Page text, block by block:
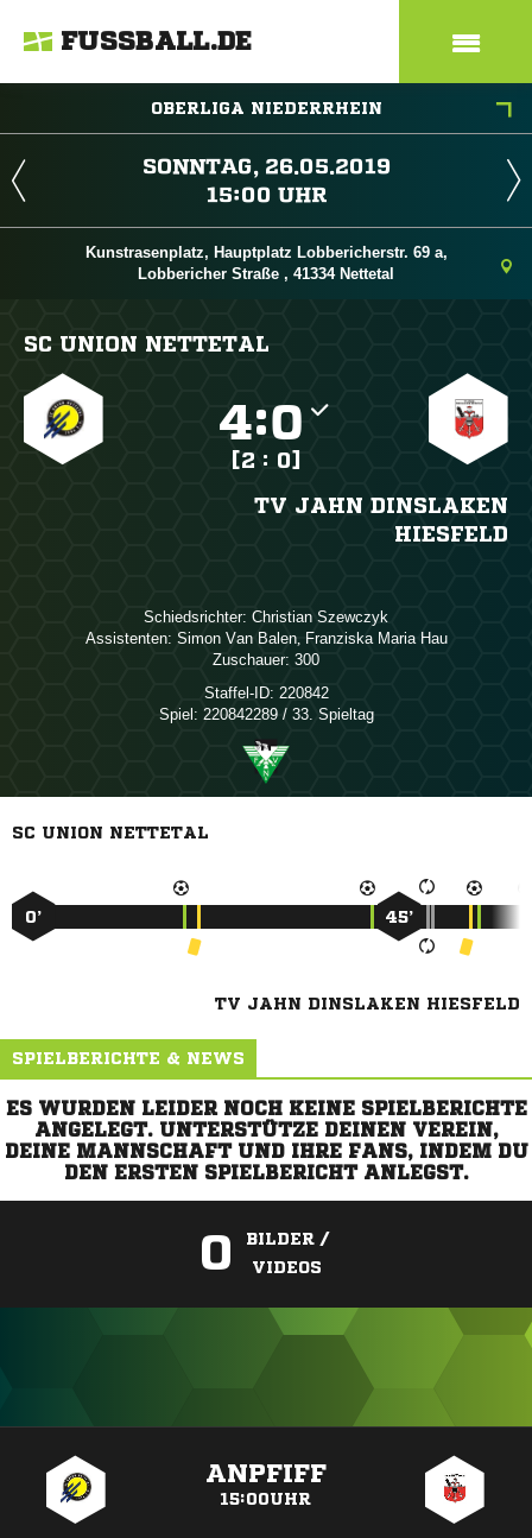
FUSSBALL.DE
OBERLIGA NIEDERRHEIN
 
 
Kunstrasenplatz, Hauptplatz Lobbericherstr. 69 a,
Lobbericher Straße , 41334 Nettetal
SC UNION NETTETAL
:
[2 : 0]
TV JAHN DINSLAKEN
HIESFELD
Schiedsrichter:  
Assistenten:   ,   
Zuschauer: 300
Staffel-ID: 220842
Spiel: 220842289 / 33. Spieltag
SC UNION NETTETAL
0’ 45’
TV JAHN DINSLAKEN HIESFELD
SPIELBERICHTE & NEWS
ES WURDEN LEIDER NOCH KEINE SPIELBERICHTE
ANGELEGT. UNTERSTÜTZE DEINEN VEREIN,
DEINE MANNSCHAFT UND IHRE FANS, INDEM DU
DEN ERSTEN SPIELBERICHT ANLEGST.
0
BILDER /
VIDEOS
ANPFIFF
15:00UHR